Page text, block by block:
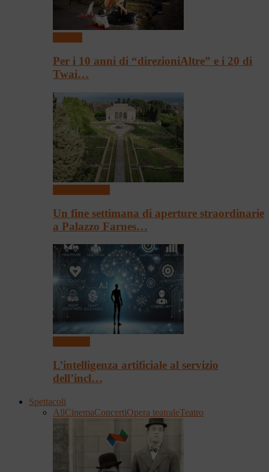
Per i 10 anni di “direzioniAltre” e i 20 di
Twai…
Un fine settimana di aperture straordinarie
a Palazzo Farnes…
L’intelligenza artificiale al servizio
dell’incl…
Spettacoli
AllCinemaConcertiOpera teatraleTeatro